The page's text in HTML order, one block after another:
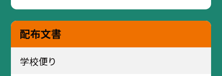
配布文書
学校便り